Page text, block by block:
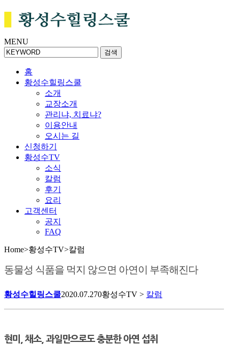
MENU
검색
홈
황성수힐링스쿨
소개
교장소개
관리냐, 치료냐?
이용안내
오시는 길
신청하기
황성수TV
소식
칼럼
후기
요리
고객센터
공지
FAQ
Home>황성수TV>칼럼
동물성 식품을 먹지 않으면 아연이 부족해진다
황성수힐링스쿨2020.07.270황성수TV > 칼럼
현미, 채소, 과일만으로도 충분한 아연 섭취